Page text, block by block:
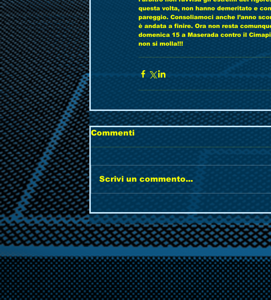
questa volta, non hanno demeritato e
pareggio. Consoliamoci anche l’anno
è andata a finire. Ora non resta
domenica 15 a Maserada contro il
non si molla!!!
Commenti
Scrivi un commento...